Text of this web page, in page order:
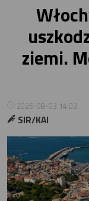
ziemi.
2026-08-03 14:03
SIR/KAI